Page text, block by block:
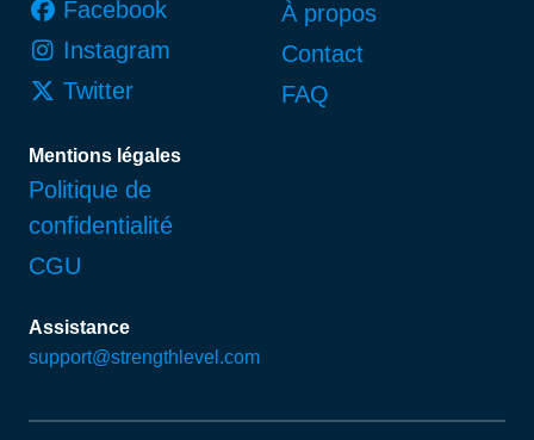
Facebook
Instagram
Twitter
À propos
Contact
FAQ
Mentions légales
Politique de
confidentialité
CGU
Assistance
support@strengthlevel.com